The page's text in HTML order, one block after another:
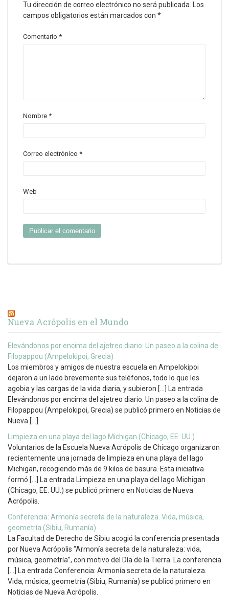
Tu dirección de correo electrónico no será publicada. Los
campos obligatorios están marcados con *
Comentario *
Nombre *
Correo electrónico *
Web
Nueva Acrópolis en el Mundo
Elevándonos por encima del ajetreo diario: Un paseo a la colina de
Filopappou (Ampelokipoi, Grecia)
Los miembros y amigos de nuestra escuela en Ampelokipoi
dejaron a un lado brevemente sus teléfonos, todo lo que les
agobia y las cargas de la vida diaria, y subieron […] La entrada
Elevándonos por encima del ajetreo diario: Un paseo a la colina de
Filopappou (Ampelokipoi, Grecia) se publicó primero en Noticias de
Nueva […]
Limpieza en una playa del lago Michigan (Chicago, EE. UU.)
Voluntarios de la Escuela Nueva Acrópolis de Chicago organizaron
recientemente una jornada de limpieza en una playa del lago
Michigan, recogiendo más de 9 kilos de basura. Esta iniciativa
formó […] La entrada Limpieza en una playa del lago Michigan
(Chicago, EE. UU.) se publicó primero en Noticias de Nueva
Acrópolis.
Conferencia: Armonía secreta de la naturaleza. Vida, música,
geometría (Sibiu, Rumanía)
La Facultad de Derecho de Sibiu acogió la conferencia presentada
por Nueva Acrópolis “Armonía secreta de la naturaleza: vida,
música, geometría”, con motivo del Día de la Tierra. La conferencia
[…] La entrada Conferencia: Armonía secreta de la naturaleza.
Vida, música, geometría (Sibiu, Rumanía) se publicó primero en
Noticias de Nueva Acrópolis.